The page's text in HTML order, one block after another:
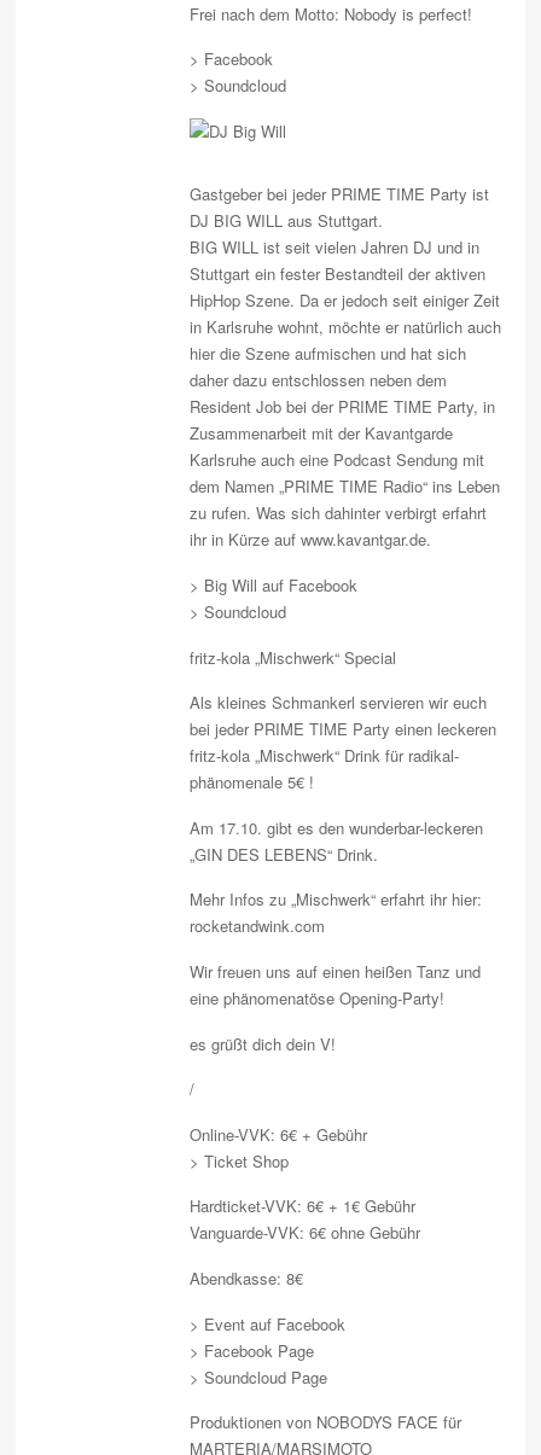
Frei nach dem Motto: Nobody is perfect!
> Facebook
> Soundcloud
Gastgeber bei jeder PRIME TIME Party ist
DJ BIG WILL aus Stuttgart.
BIG WILL ist seit vielen Jahren DJ und in
Stuttgart ein fester Bestandteil der aktiven
HipHop Szene. Da er jedoch seit einiger Zeit
in Karlsruhe wohnt, möchte er natürlich auch
hier die Szene aufmischen und hat sich
daher dazu entschlossen neben dem
Resident Job bei der PRIME TIME Party, in
Zusammenarbeit mit der Kavantgarde
Karlsruhe auch eine Podcast Sendung mit
dem Namen „PRIME TIME Radio“ ins Leben
zu rufen. Was sich dahinter verbirgt erfahrt
ihr in Kürze auf www.kavantgar.de.
> Big Will auf Facebook
> Soundcloud
fritz-kola „Mischwerk“ Special
Als kleines Schmankerl servieren wir euch
bei jeder PRIME TIME Party einen leckeren
fritz-kola „Mischwerk“ Drink für radikal-
phänomenale 5€ !
Am 17.10. gibt es den wunderbar-leckeren
„GIN DES LEBENS“ Drink.
Mehr Infos zu „Mischwerk“ erfahrt ihr hier:
rocketandwink.com
Wir freuen uns auf einen heißen Tanz und
eine phänomenatöse Opening-Party!
es grüßt dich dein V!
/
Online-VVK: 6€ + Gebühr
> Ticket Shop
Hardticket-VVK: 6€ + 1€ Gebühr
Vanguarde-VVK: 6€ ohne Gebühr
Abendkasse: 8€
> Event auf Facebook
> Facebook Page
> Soundcloud Page
Produktionen von NOBODYS FACE für
MARTERIA/MARSIMOTO